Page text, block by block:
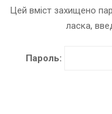
Цей вміст захищено
ласка,
Пароль: